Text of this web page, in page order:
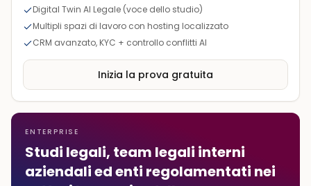
Digital Twin AI Legale (voce dello studio)
Multipli spazi di lavoro con hosting localizzato
CRM avanzato, KYC + controllo conflitti AI
Inizia la prova gratuita
ENTERPRISE
Studi legali, team legali interni
aziendali ed enti regolamentati nei